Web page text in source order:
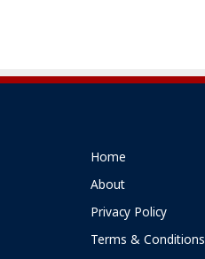
Home
About
Privacy Policy
Terms & Conditions